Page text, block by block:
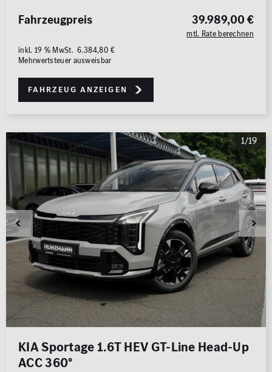
39.989,00 €
mtl. Rate berechnen
Fahrzeugpreis
inkl. 19 % MwSt. 6.384,80 €
Mehrwertsteuer ausweisbar
Fahrzeug anzeigen
1/19
KIA Sportage 1.6T HEV GT-Line Head-Up
ACC 360°